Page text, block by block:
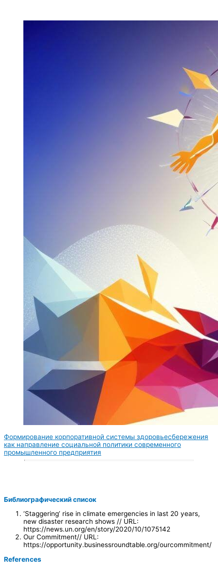
Формирование корпоративной системы здоровьесбережения
как направление социальной политики современного
промышленного предприятия
Библиографический список
‘Staggering’ rise in climate emergencies in last 20 years,
new disaster research shows // URL:
https://news.un.org/en/story/2020/10/1075142
Our Commitment// URL:
https://opportunity.businessroundtable.org/ourcommitment/
References